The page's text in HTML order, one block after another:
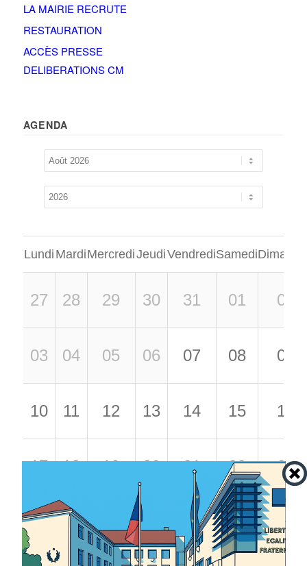
LA MAIRIE RECRUTE
RESTAURATION
ACCÈS PRESSE
DELIBERATIONS CM
AGENDA
Lundi MardiMercrediJeudiVendrediSamedi
27 28 29 30 31 01 02
03 04 05 06 07 08 09
10 11 12 13 14 15 16
17 18 19 20 21 22 23
24 25 27 28 29 30